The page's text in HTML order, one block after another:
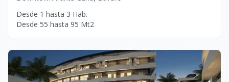
Desde 1 hasta 3 Hab.
Desde 55 hasta 95 Mt2